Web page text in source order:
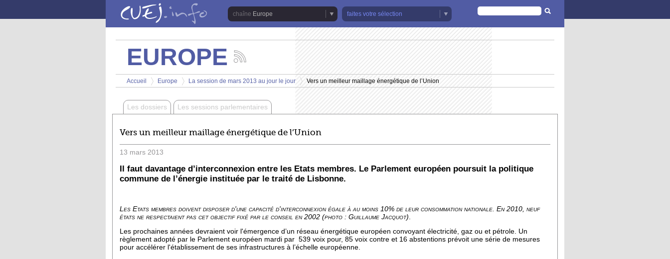
Europe
faites votre sélection
FORMULAIRE
DE
RECHERCHE
EUROPE
les
actualités
de
chaîne
Europe
Vous êtes ici
Accueil
>
Europe
>
La session de mars 2013 au jour le jour
>
Vers un meilleur maillage énergétique de l’Union
Les dossiers Les sessions parlementaires
Vers un meilleur maillage énergétique de l’Union
13 mars 2013
Il faut davantage d’interconnexion entre les Etats membres. Le Parlement européen poursuit la politique
commune de l’énergie instituée par le traité de Lisbonne.
Les Etats membres doivent disposer d'une capacité d'interconnexion égale à au moins 10% de leur consommation nationale. En 2010, neuf
états ne respectaient pas cet objectif fixé par le conseil en 2002 (photo : Guillaume Jacquot)
Les prochaines années devraient voir l'émergence d’un réseau énergétique européen convoyant électricité, gaz ou et pétrole. Un
règlement adopté par le Parlement européen mardi par 539 voix pour, 85 voix contre et 16 abstentions prévoit une série de mesures
pour accélérer l'établissement de ses infrastructures à l’échelle européenne.